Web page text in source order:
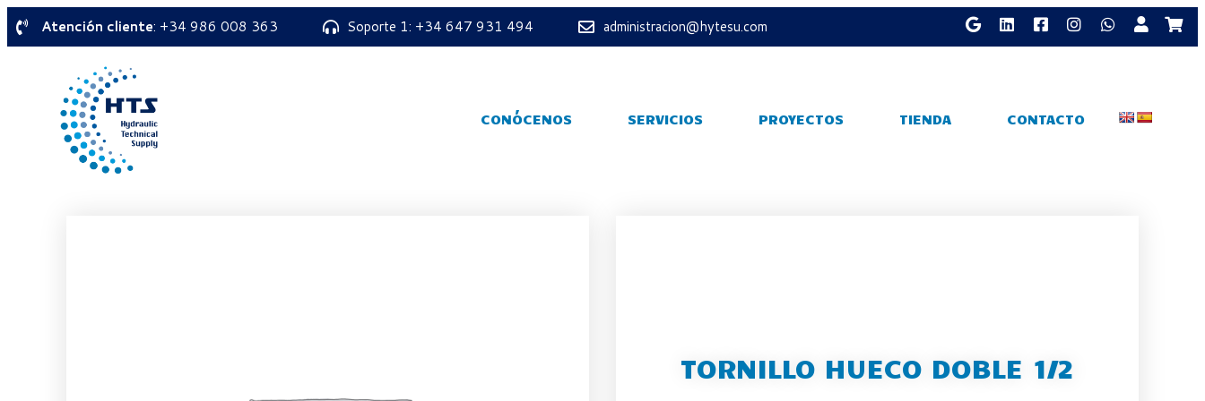
Atención cliente: +34 986 008 363 Soporte 1: +34 647 931 494 administracion@hytesu.com
CONÓCENOS SERVICIOS PROYECTOS TIENDA CONTACTO
TORNILLO HUECO DOBLE 1/2